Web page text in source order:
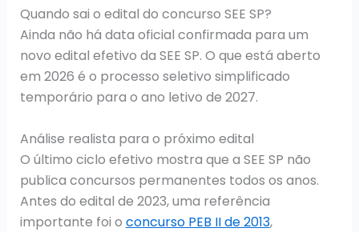
Quando sai o edital do concurso SEE SP?
Ainda não há data oficial confirmada para um
novo edital efetivo da SEE SP. O que está aberto
em 2026 é o processo seletivo simplificado
temporário para o ano letivo de 2027.
Análise realista para o próximo edital
O último ciclo efetivo mostra que a SEE SP não
publica concursos permanentes todos os anos.
Antes do edital de 2023, uma referência
importante foi o concurso PEB II de 2013,